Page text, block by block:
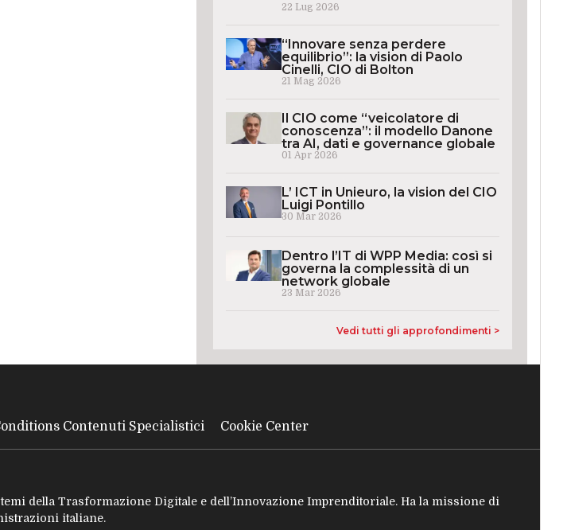
22 Lug 2026
“Innovare senza perdere
equilibrio”: la vision di Paolo
Cinelli, CIO di Bolton
21 Mag 2026
Il CIO come “veicolatore di
conoscenza”: il modello Danone
tra AI, dati e governance globale
01 Apr 2026
L’ ICT in Unieuro, la vision del CIO
Luigi Pontillo
30 Mar 2026
Dentro l’IT di WPP Media: così si
governa la complessità di un
network globale
23 Mar 2026
Vedi tutti gli approfondimenti >
Contenuti Specialistici Cookie Center
della Trasformazione Digitale e dell’Innovazione Imprenditoriale. Ha la missione di
italiane.